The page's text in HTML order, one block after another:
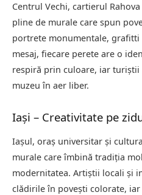
Centrul Vechi, cartierul
pline de murale care spun
portrete monumentale, grafitti
mesaj, fiecare perete are o
respiră prin culoare, iar turiștii
muzeu în aer liber.
Iași – Creativitate pe
Iașul, oraș universitar și
murale care îmbină tradiția
modernitatea. Artiștii locali și
clădirile în povești colorate,